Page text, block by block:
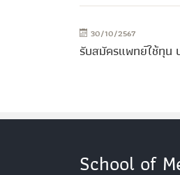
30/10/2567
รับสมัครแพทย์ใช้ทุน
School of